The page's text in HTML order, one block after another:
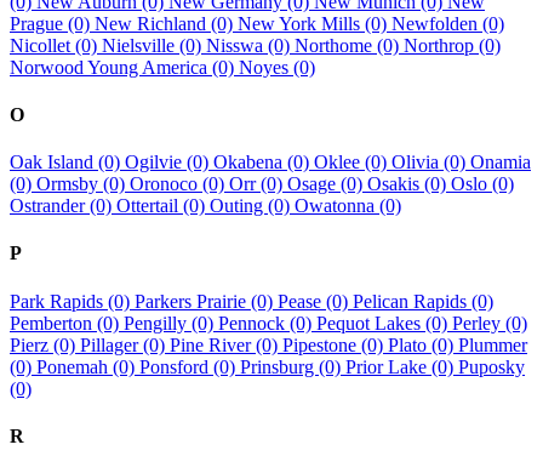
Prague (0) New Richland (0) New York Mills (0) Newfolden (0)
Nicollet (0) Nielsville (0) Nisswa (0) Northome (0) Northrop (0)
Norwood Young America (0) Noyes (0)
O
Oak Island (0) Ogilvie (0) Okabena (0) Oklee (0) Olivia (0) Onamia
(0) Ormsby (0) Oronoco (0) Orr (0) Osage (0) Osakis (0) Oslo (0)
Ostrander (0) Ottertail (0) Outing (0) Owatonna (0)
P
Park Rapids (0) Parkers Prairie (0) Pease (0) Pelican Rapids (0)
Pemberton (0) Pengilly (0) Pennock (0) Pequot Lakes (0) Perley (0)
Pierz (0) Pillager (0) Pine River (0) Pipestone (0) Plato (0) Plummer
(0) Ponemah (0) Ponsford (0) Prinsburg (0) Prior Lake (0) Puposky
(0)
R